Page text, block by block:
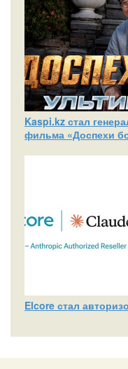
Kaspi.kz стал
фильма «Доспехи
Elcore стал